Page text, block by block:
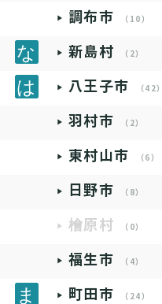
調布市 （10）
新島村 （2）
八王子市 （42）
羽村市 （2）
東村山市 （6）
日野市 （8）
檜原村 （0）
福生市 （4）
町田市 （24）